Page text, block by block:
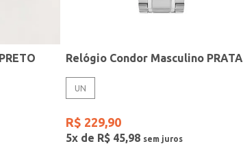
Relógio Condor Masculino PRATA
UN
R$ 229,90
5x de R$ 45,98